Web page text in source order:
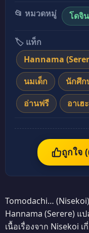
📂 หมวดหมู่ โดจิน
🏷️ แท็ก
Hannama
นมเด็ก
นักศึก
อ่านฟรี
อาเฮ
ถูกใจ (
Tomodachi…
Hannama (Serere)
เนื้อเรื่องจาก Nisekoi